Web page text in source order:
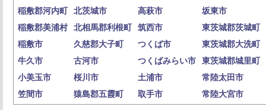
稲敷郡河内町
北茨城市 高萩市
坂東市
稲敷郡美浦村
北相馬郡利根町 筑西市
東茨城郡茨城町
稲敷市
久慈郡大子町 つくば市
東茨城郡大洗町
牛久市
古河市 つくばみらい市
東茨城郡城里町
小美玉市
桜川市 土浦市
常陸太田市
笠間市
猿島郡五霞町 取手市 常陸大宮市